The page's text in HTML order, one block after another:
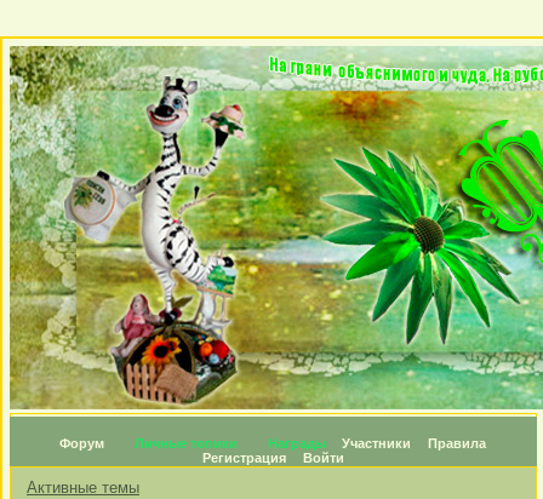
Форум Личные топики Награды Участники
Правила
Регистрация
Войти
Активные темы